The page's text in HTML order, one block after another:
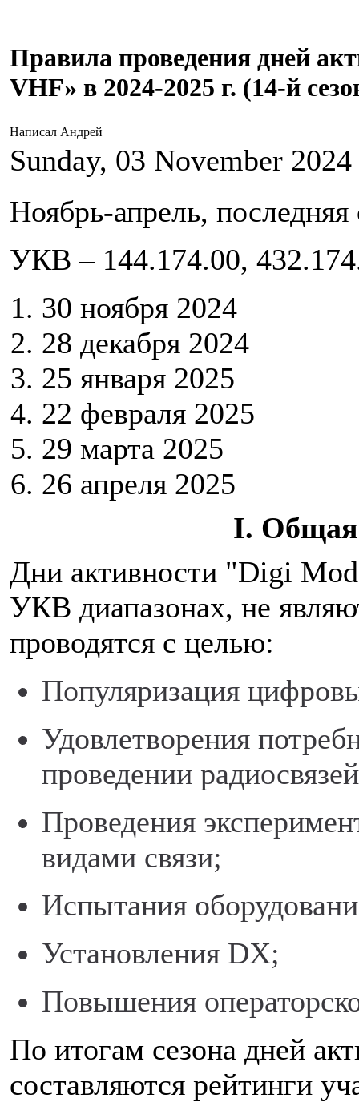
Правила проведения дней
VHF» в 2024-2025 г. (14-й
Написал Андрей
Sunday, 03 November 2024
Ноябрь-апрель,
УКВ – 144.174.00,
30 ноября 2024
28 декабря 2024
25 января 2025
22 февраля 2025
29 марта 2025
26 апреля 2025
I.
Дни активности "Digi
УКВ диапазонах, не
проводятся с целью:
Популяризация
Удовлетворения
проведении
Проведения
видами связи;
Испытания
Установления DX;
Повышения
По итогам сезона дней
составляются рейтинги